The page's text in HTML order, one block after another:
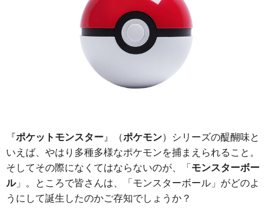
『ポケットモンスター』（ポケモン）シリーズの醍醐味と
いえば、やはり多種多様なポケモンを捕まえられること。
そしてその際になくてはならないのが、「モンスターボー
ル」。ところで皆さんは、「モンスターボール」がどのよ
うにして誕生したのかご存知でしょうか？